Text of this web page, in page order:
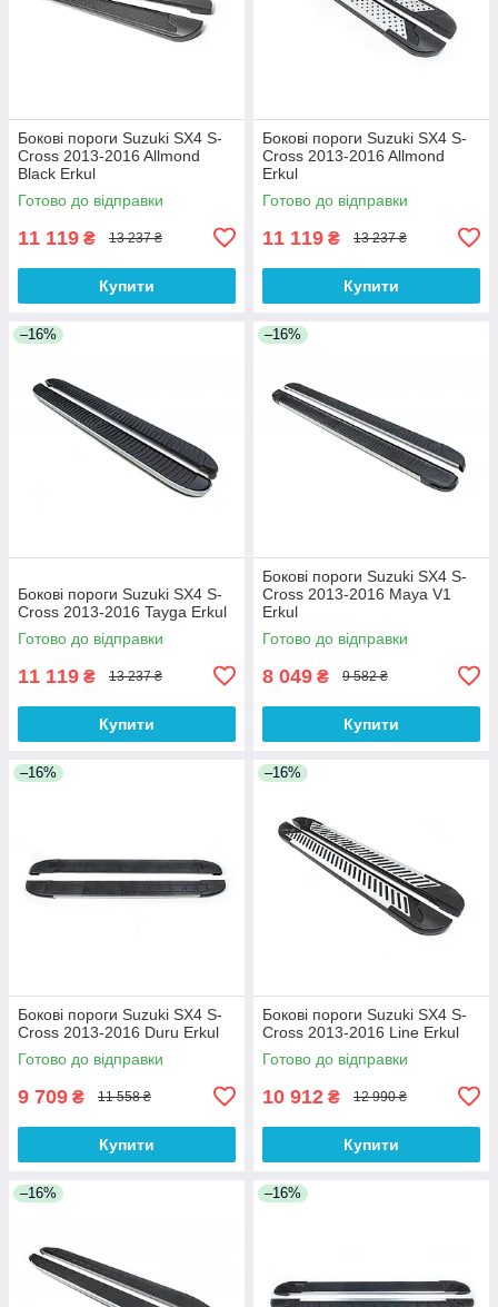
Бокові пороги Suzuki SX4 S-
Cross 2013-2016 Allmond
Black Erkul
Готово до відправки
11 119 ₴ 13 237 ₴
Купити
Бокові пороги Suzuki SX4 S-
Cross 2013-2016 Allmond
Erkul
Готово до відправки
11 119 ₴ 13 237 ₴
Купити
–16%
Бокові пороги Suzuki SX4 S-
Cross 2013-2016 Tayga Erkul
Готово до відправки
11 119 ₴ 13 237 ₴
Купити
–16%
Бокові пороги Suzuki SX4 S-
Cross 2013-2016 Maya V1
Erkul
Готово до відправки
8 049 ₴ 9 582 ₴
Купити
–16%
Бокові пороги Suzuki SX4 S-
Cross 2013-2016 Duru Erkul
Готово до відправки
9 709 ₴ 11 558 ₴
Купити
–16%
Бокові пороги Suzuki SX4 S-
Cross 2013-2016 Line Erkul
Готово до відправки
10 912 ₴ 12 990 ₴
Купити
–16% –16%